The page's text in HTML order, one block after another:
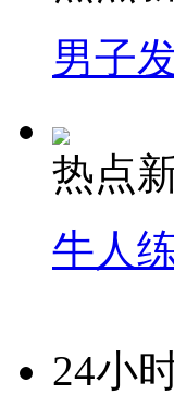
男子
热点
牛人
24小